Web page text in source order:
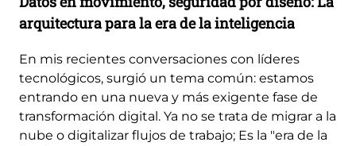
arquitectura para la era de la inteligencia
En mis recientes conversaciones con líderes
tecnológicos, surgió un tema común: estamos
entrando en una nueva y más exigente fase de
transformación digital. Ya no se trata de migrar a la
nube o digitalizar flujos de trabajo; Es la "era de la